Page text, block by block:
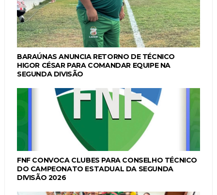
BARAÚNAS ANUNCIA RETORNO DE TÉCNICO
HIGOR CÉSAR PARA COMANDAR EQUIPE NA
SEGUNDA DIVISÃO
FNF CONVOCA CLUBES PARA CONSELHO TÉCNICO
DO CAMPEONATO ESTADUAL DA SEGUNDA
DIVISÃO 2026